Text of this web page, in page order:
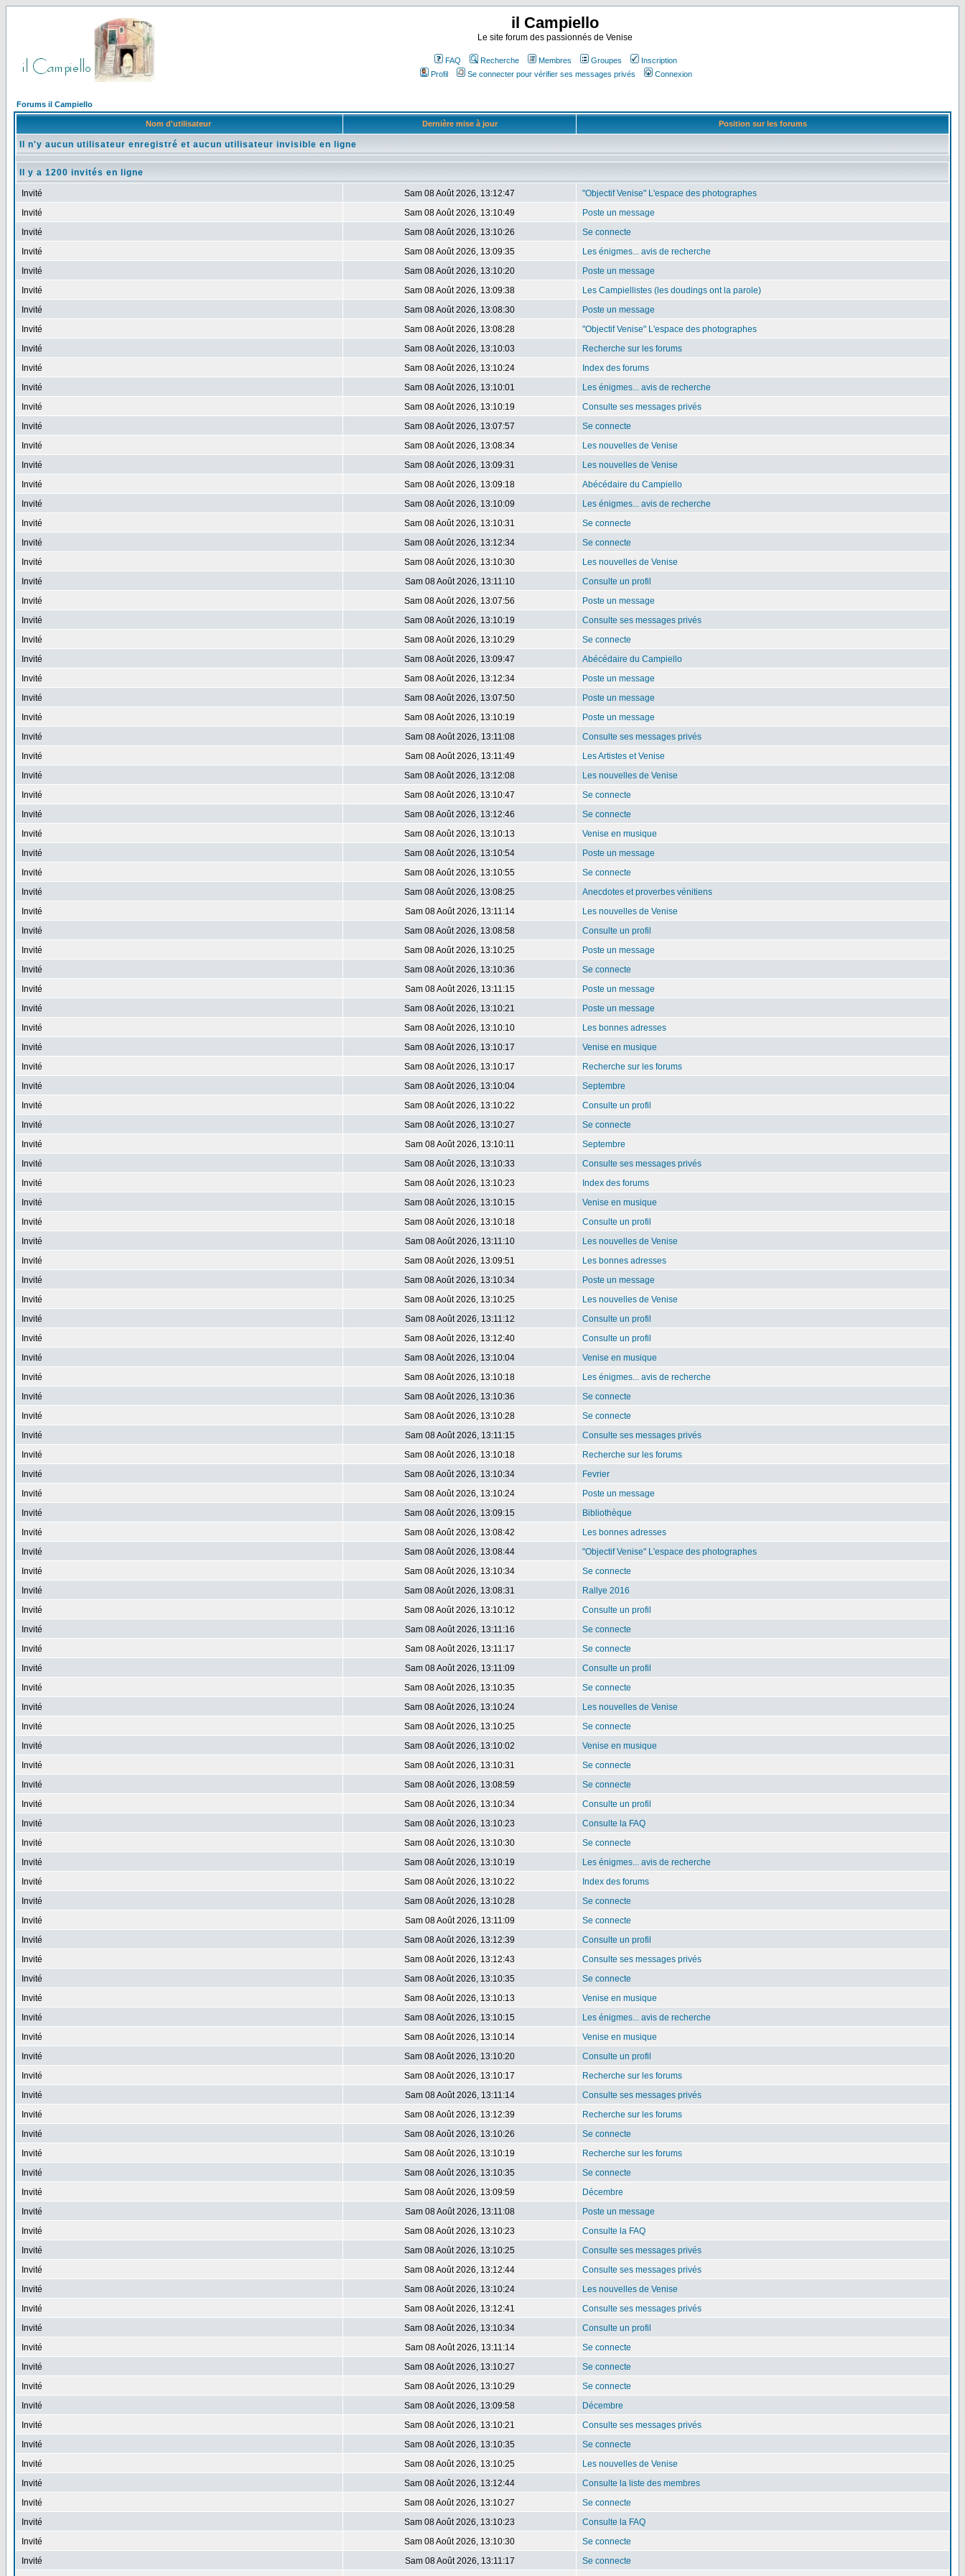
il Campiello
Le site forum des passionnés de Venise
FAQ Recherche Membres Groupes
Inscription
Profil
Se connecter pour vérifier ses messages privés Connexion
Forums il Campiello
Nom d'utilisateur Dernière mise à jour Position sur les forums
Il n'y aucun utilisateur enregistré et aucun utilisateur invisible en ligne
Il y a 1200 invités en ligne
Invité Sam 08 Août 2026, 13:12:47
"Objectif Venise" L'espace des photographes
Invité
Sam 08 Août 2026, 13:10:49
Poste un message
Invité
Sam 08 Août 2026, 13:10:26
Se connecte
Invité
Sam 08 Août 2026, 13:09:35
Les énigmes... avis de recherche
Invité
Sam 08 Août 2026, 13:10:20
Poste un message
Invité
Sam 08 Août 2026, 13:09:38
Les Campiellistes (les doudings ont la parole)
Invité
Sam 08 Août 2026, 13:08:30
Poste un message
Invité
Sam 08 Août 2026, 13:08:28
"Objectif Venise" L'espace des photographes
Invité
Sam 08 Août 2026, 13:10:03
Recherche sur les forums
Invité
Sam 08 Août 2026, 13:10:24
Index des forums
Invité
Sam 08 Août 2026, 13:10:01
Les énigmes... avis de recherche
Invité
Sam 08 Août 2026, 13:10:19
Consulte ses messages privés
Invité
Sam 08 Août 2026, 13:07:57
Se connecte
Invité
Sam 08 Août 2026, 13:08:34
Les nouvelles de Venise
Invité
Sam 08 Août 2026, 13:09:31
Les nouvelles de Venise
Invité
Sam 08 Août 2026, 13:09:18
Abécédaire du Campiello
Invité
Sam 08 Août 2026, 13:10:09
Les énigmes... avis de recherche
Invité
Sam 08 Août 2026, 13:10:31
Se connecte
Invité
Sam 08 Août 2026, 13:12:34
Se connecte
Invité
Sam 08 Août 2026, 13:10:30
Les nouvelles de Venise
Invité
Sam 08 Août 2026, 13:11:10
Consulte un profil
Invité
Sam 08 Août 2026, 13:07:56
Poste un message
Invité
Sam 08 Août 2026, 13:10:19
Consulte ses messages privés
Invité
Sam 08 Août 2026, 13:10:29
Se connecte
Invité
Sam 08 Août 2026, 13:09:47
Abécédaire du Campiello
Invité
Sam 08 Août 2026, 13:12:34
Poste un message
Invité
Sam 08 Août 2026, 13:07:50
Poste un message
Invité
Sam 08 Août 2026, 13:10:19
Poste un message
Invité
Sam 08 Août 2026, 13:11:08
Consulte ses messages privés
Invité
Sam 08 Août 2026, 13:11:49
Les Artistes et Venise
Invité
Sam 08 Août 2026, 13:12:08
Les nouvelles de Venise
Invité
Sam 08 Août 2026, 13:10:47
Se connecte
Invité
Sam 08 Août 2026, 13:12:46
Se connecte
Invité
Sam 08 Août 2026, 13:10:13
Venise en musique
Invité
Sam 08 Août 2026, 13:10:54
Poste un message
Invité
Sam 08 Août 2026, 13:10:55
Se connecte
Invité
Sam 08 Août 2026, 13:08:25
Anecdotes et proverbes vénitiens
Invité
Sam 08 Août 2026, 13:11:14
Les nouvelles de Venise
Invité
Sam 08 Août 2026, 13:08:58
Consulte un profil
Invité
Sam 08 Août 2026, 13:10:25
Poste un message
Invité
Sam 08 Août 2026, 13:10:36
Se connecte
Invité
Sam 08 Août 2026, 13:11:15
Poste un message
Invité
Sam 08 Août 2026, 13:10:21
Poste un message
Invité
Sam 08 Août 2026, 13:10:10
Les bonnes adresses
Invité
Sam 08 Août 2026, 13:10:17
Venise en musique
Invité
Sam 08 Août 2026, 13:10:17
Recherche sur les forums
Invité
Sam 08 Août 2026, 13:10:04
Septembre
Invité
Sam 08 Août 2026, 13:10:22
Consulte un profil
Invité
Sam 08 Août 2026, 13:10:27
Se connecte
Invité
Sam 08 Août 2026, 13:10:11
Septembre
Invité
Sam 08 Août 2026, 13:10:33
Consulte ses messages privés
Invité
Sam 08 Août 2026, 13:10:23
Index des forums
Invité
Sam 08 Août 2026, 13:10:15
Venise en musique
Invité
Sam 08 Août 2026, 13:10:18
Consulte un profil
Invité
Sam 08 Août 2026, 13:11:10
Les nouvelles de Venise
Invité
Sam 08 Août 2026, 13:09:51
Les bonnes adresses
Invité
Sam 08 Août 2026, 13:10:34
Poste un message
Invité
Sam 08 Août 2026, 13:10:25
Les nouvelles de Venise
Invité
Sam 08 Août 2026, 13:11:12
Consulte un profil
Invité
Sam 08 Août 2026, 13:12:40
Consulte un profil
Invité
Sam 08 Août 2026, 13:10:04
Venise en musique
Invité
Sam 08 Août 2026, 13:10:18
Les énigmes... avis de recherche
Invité
Sam 08 Août 2026, 13:10:36
Se connecte
Invité
Sam 08 Août 2026, 13:10:28
Se connecte
Invité
Sam 08 Août 2026, 13:11:15
Consulte ses messages privés
Invité
Sam 08 Août 2026, 13:10:18
Recherche sur les forums
Invité
Sam 08 Août 2026, 13:10:34
Fevrier
Invité
Sam 08 Août 2026, 13:10:24
Poste un message
Invité
Sam 08 Août 2026, 13:09:15
Bibliothèque
Invité
Sam 08 Août 2026, 13:08:42
Les bonnes adresses
Invité
Sam 08 Août 2026, 13:08:44
"Objectif Venise" L'espace des photographes
Invité
Sam 08 Août 2026, 13:10:34
Se connecte
Invité
Sam 08 Août 2026, 13:08:31
Rallye 2016
Invité
Sam 08 Août 2026, 13:10:12
Consulte un profil
Invité
Sam 08 Août 2026, 13:11:16
Se connecte
Invité
Sam 08 Août 2026, 13:11:17
Se connecte
Invité
Sam 08 Août 2026, 13:11:09
Consulte un profil
Invité
Sam 08 Août 2026, 13:10:35
Se connecte
Invité
Sam 08 Août 2026, 13:10:24
Les nouvelles de Venise
Invité
Sam 08 Août 2026, 13:10:25
Se connecte
Invité
Sam 08 Août 2026, 13:10:02
Venise en musique
Invité
Sam 08 Août 2026, 13:10:31
Se connecte
Invité
Sam 08 Août 2026, 13:08:59
Se connecte
Invité
Sam 08 Août 2026, 13:10:34
Consulte un profil
Invité
Sam 08 Août 2026, 13:10:23
Consulte la FAQ
Invité
Sam 08 Août 2026, 13:10:30
Se connecte
Invité
Sam 08 Août 2026, 13:10:19
Les énigmes... avis de recherche
Invité
Sam 08 Août 2026, 13:10:22
Index des forums
Invité
Sam 08 Août 2026, 13:10:28
Se connecte
Invité
Sam 08 Août 2026, 13:11:09
Se connecte
Invité
Sam 08 Août 2026, 13:12:39
Consulte un profil
Invité
Sam 08 Août 2026, 13:12:43
Consulte ses messages privés
Invité
Sam 08 Août 2026, 13:10:35
Se connecte
Invité
Sam 08 Août 2026, 13:10:13
Venise en musique
Invité
Sam 08 Août 2026, 13:10:15
Les énigmes... avis de recherche
Invité
Sam 08 Août 2026, 13:10:14
Venise en musique
Invité
Sam 08 Août 2026, 13:10:20
Consulte un profil
Invité
Sam 08 Août 2026, 13:10:17
Recherche sur les forums
Invité
Sam 08 Août 2026, 13:11:14
Consulte ses messages privés
Invité
Sam 08 Août 2026, 13:12:39
Recherche sur les forums
Invité
Sam 08 Août 2026, 13:10:26
Se connecte
Invité
Sam 08 Août 2026, 13:10:19
Recherche sur les forums
Invité
Sam 08 Août 2026, 13:10:35
Se connecte
Invité
Sam 08 Août 2026, 13:09:59
Décembre
Invité
Sam 08 Août 2026, 13:11:08
Poste un message
Invité
Sam 08 Août 2026, 13:10:23
Consulte la FAQ
Invité
Sam 08 Août 2026, 13:10:25
Consulte ses messages privés
Invité
Sam 08 Août 2026, 13:12:44
Consulte ses messages privés
Invité
Sam 08 Août 2026, 13:10:24
Les nouvelles de Venise
Invité
Sam 08 Août 2026, 13:12:41
Consulte ses messages privés
Invité
Sam 08 Août 2026, 13:10:34
Consulte un profil
Invité
Sam 08 Août 2026, 13:11:14
Se connecte
Invité
Sam 08 Août 2026, 13:10:27
Se connecte
Invité
Sam 08 Août 2026, 13:10:29
Se connecte
Invité
Sam 08 Août 2026, 13:09:58
Décembre
Invité
Sam 08 Août 2026, 13:10:21
Consulte ses messages privés
Invité
Sam 08 Août 2026, 13:10:35
Se connecte
Invité
Sam 08 Août 2026, 13:10:25
Les nouvelles de Venise
Invité
Sam 08 Août 2026, 13:12:44
Consulte la liste des membres
Invité
Sam 08 Août 2026, 13:10:27
Se connecte
Invité
Sam 08 Août 2026, 13:10:23
Consulte la FAQ
Invité
Sam 08 Août 2026, 13:10:30
Se connecte
Invité
Sam 08 Août 2026, 13:11:17
Se connecte